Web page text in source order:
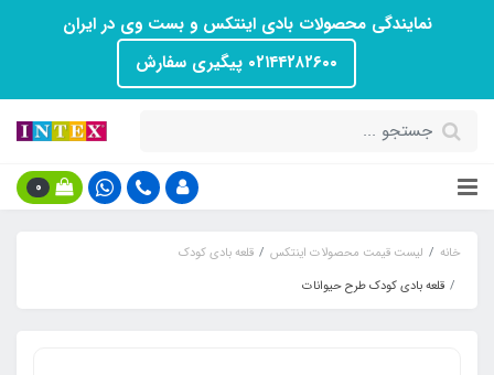
نمایندگی محصولات بادی اینتکس و بست وی در ایران
۰۲۱۴۴۲۸۲۶۰۰ پیگیری سفارش
0
خانه لیست قیمت محصولات اینتکس
قلعه بادی کودک
قلعه بادی کودک طرح حیوانات